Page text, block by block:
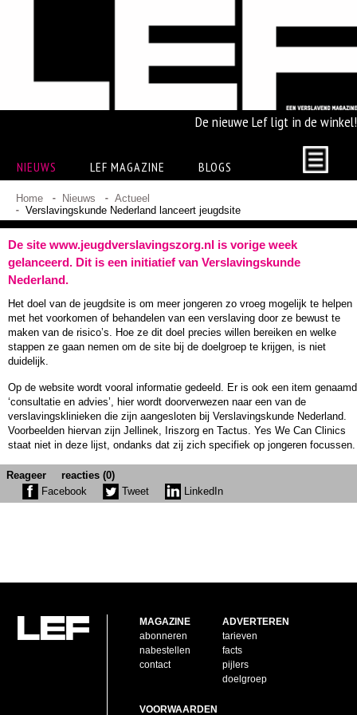
De nieuwe Lef ligt in de winkel!
NIEUWS LEF MAGAZINE BLOGS
Home Nieuws
Actueel
Verslavingskunde Nederland lanceert jeugdsite
De site www.jeugdverslavingszorg.nl is vorige week
gelanceerd. Dit is een initiatief van Verslavingskunde
Nederland.
Het doel van de jeugdsite is om meer jongeren zo vroeg mogelijk te helpen
met het voorkomen of behandelen van een verslaving door ze bewust te
maken van de risico’s. Hoe ze dit doel precies willen bereiken en welke
stappen ze gaan nemen om de site bij de doelgroep te krijgen, is niet
duidelijk.
Op de website wordt vooral informatie gedeeld. Er is ook een item genaamd
‘consultatie en advies’, hier wordt doorverwezen naar een van de
verslavingsklinieken die zijn aangesloten bij Verslavingskunde Nederland.
Voorbeelden hiervan zijn Jellinek, Iriszorg en Tactus. Yes We Can Clinics
staat niet in deze lijst, ondanks dat zij zich specifiek op jongeren focussen.
Reageer
reacties (0)
Facebook
Tweet LinkedIn
MAGAZINE
abonneren
nabestellen
contact
ADVERTEREN
tarieven
facts
pijlers
doelgroep
VOORWAARDEN